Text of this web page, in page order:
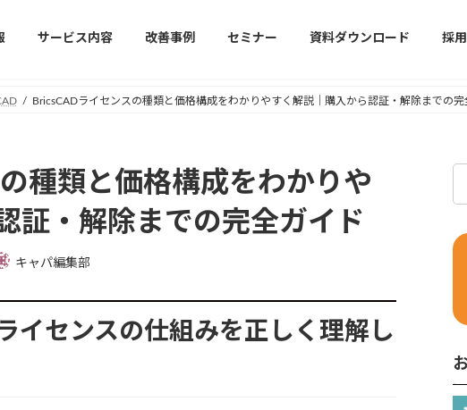
サービス内容 改善事例 セミナー 資料ダウンロード 採
BricsCADライセンスの種類と価格構成をわかりやすく解説｜購入から認証・解除までの完
種類と価格構成をわかりや
証・解除までの完全ガイド
キャパ編集部
イセンスの仕組みを正しく理解し